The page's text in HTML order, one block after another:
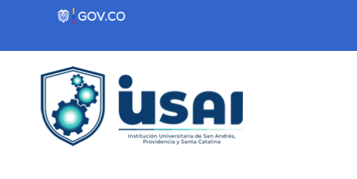
Contenido inicial